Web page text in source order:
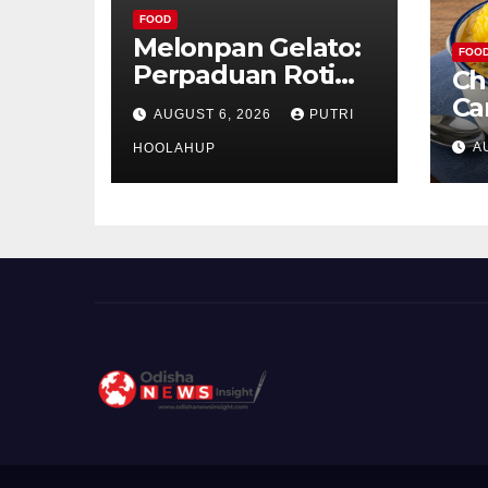
FOOD
Melonpan Gelato:
Perpaduan Roti
Renyah dan Es
Krim Lembut yang
Menggoda
AUGUST 6, 2026 PUTRI
HOOLAHUP